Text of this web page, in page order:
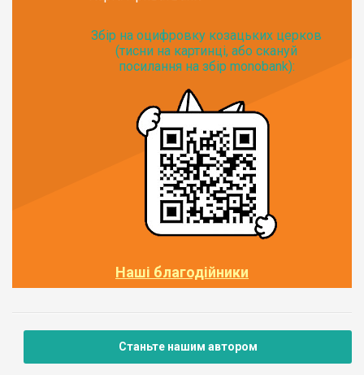
Збір на оцифровку козацьких церков
(тисни на картинці, або скануй
посилання на збір monobank):
Наші благодійники
Станьте нашим автором